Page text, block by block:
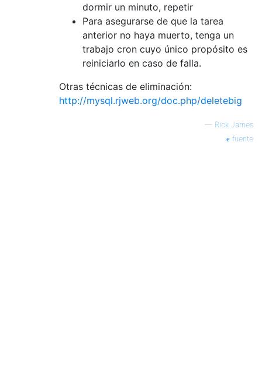
dormir un minuto, repetir
Para asegurarse de que la tarea
anterior no haya muerto, tenga un
trabajo cron cuyo único propósito es
reiniciarlo en caso de falla.
Otras técnicas de eliminación:
http://mysql.rjweb.org/doc.php/deletebig
— Rick James
fuente